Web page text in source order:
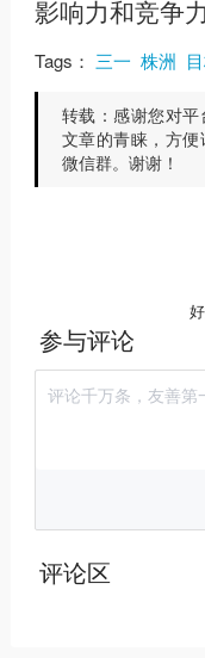
影响力和竞争力
Tags： 三一 株洲
转载：感谢您对平
文章的青睐，方
微信群。谢谢！
参与评论
评论区